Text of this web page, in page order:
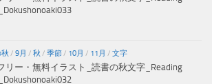
/ 9月 / 秋 / 季節/ 10月 / 11月 / 文字
リー・無料イラスト_読書の秋文字_Reading